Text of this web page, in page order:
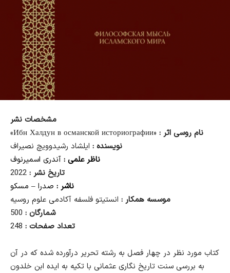
مشخصات نشر
نام روسی اثر : «Ибн Халдун в османской историографии»
نویسنده : ایلشاد رشیدوویچ نصیراف
ناظر علمی : آندری اسمیرنوف
تاریخ نشر :
ناشر : صدرا – مسکو
موسسه همکار : انستیتو فلسفه آکادمی علوم روسیه
شمارگان :
تعداد صفحات :
کتاب مورد نظر در چهار فصل به رشته تحریر درآورده شده که در آن
به بررسی سنت تاریخ نگاری عثمانی با تکیه به ایده ابن خلدون